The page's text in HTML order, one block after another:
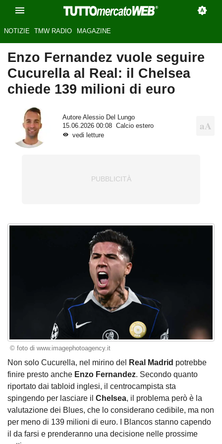
NOTIZIE TMW RADIO MAGAZINE
Enzo Fernandez vuole seguire
Cucurella al Real: il Chelsea
chiede 139 milioni di euro
Autore Alessio Del Lungo
15.06.2026 00:08
Calcio estero
vedi letture
© foto di www.imagephotoagency.it
Non solo Cucurella, nel mirino del Real Madrid potrebbe
finire presto anche Enzo Fernandez. Secondo quanto
riportato dai tabloid inglesi, il centrocampista sta
spingendo per lasciare il Chelsea, il problema però è la
valutazione dei Blues, che lo considerano cedibile, ma non
per meno di 139 milioni di euro. I Blancos stanno capendo
il da farsi e prenderanno una decisione nelle prossime